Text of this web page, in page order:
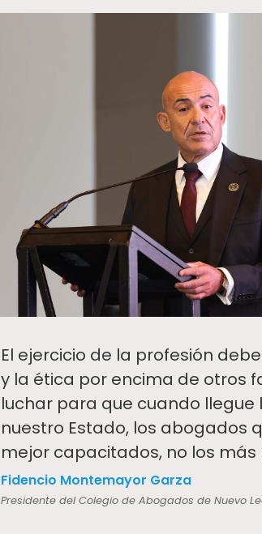
El ejercicio de la profesión
y la ética por encima de otros
luchar para que cuando llegue
nuestro Estado, los abogados
mejor capacitados, no los más
Fidencio Montemayor Garza
Presidente del Colegio de Abogados de Nuevo